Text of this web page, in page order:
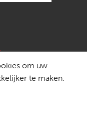
om uw
te maken.